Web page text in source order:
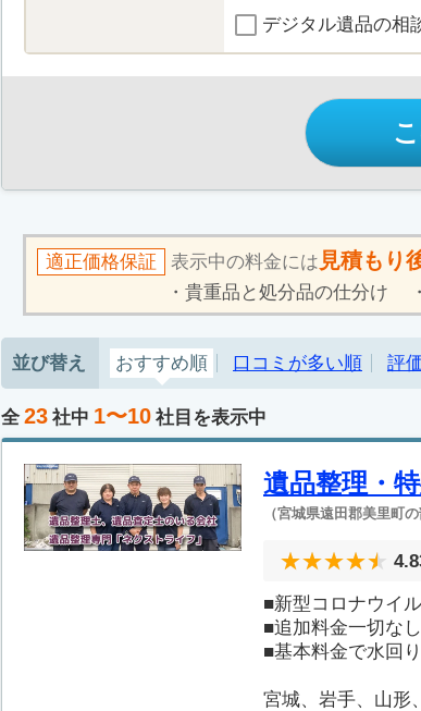
デジタル遺品の相
適正価格保証 表示中の料金には 見積もり
貴重品と処分品の仕分け
並び替え おすすめ順 口コミが多い順 評
全 23 社中 1〜10 社目を表示中
遺品整理・
（宮城県遠田郡美里町の
■新型コロナウイ
■追加料金一切なし
■基本料金で水回
宮城、岩手、山形